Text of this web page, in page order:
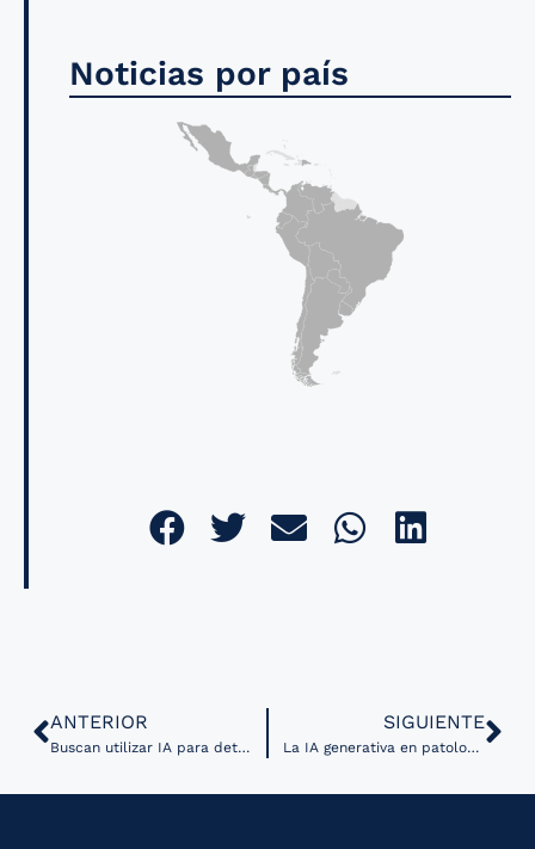
Noticias por país
ANTERIOR
Buscan utilizar IA para detectar enfermedades autoinmunes en mujeres
SIGUIENTE
La IA generativa en patología digital abre nuevos enfoques en la investigación médica